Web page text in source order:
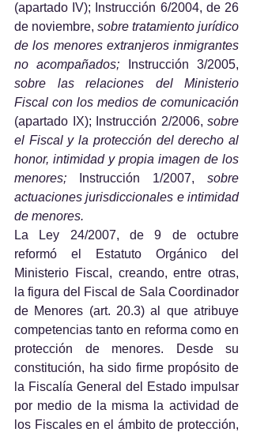
(apartado IV); Instrucción 6/2004, de 26
de noviembre, sobre tratamiento jurídico
de los menores extranjeros inmigrantes
no acompañados;
sobre las relaciones del Ministerio
(apartado IX); Instrucción 2/2006, sobre
el Fiscal y la protección del derecho al
honor, intimidad y propia imagen de los
menores;
Instrucción 1/2007, sobre
actuaciones jurisdiccionales e intimidad
de menores.
La Ley 24/2007, de 9 de octubre
reformó el Estatuto Orgánico del
Ministerio Fiscal, creando, entre otras,
la figura del Fiscal de Sala Coordinador
de Menores (art. 20.3) al que atribuye
competencias tanto en reforma como en
protección de menores. Desde su
constitución, ha sido firme propósito de
la Fiscalía General del Estado impulsar
por medio de la misma la actividad de
los Fiscales en el ámbito de protección,